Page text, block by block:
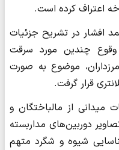
افشار در تشریح جزئیات
چندین مورد سرقت
دوچرخه در محدوده کلانتری ۱۳۹ مرزداران، موضوع به صورت
قرار گرفت.
میدانی از مالباختگان و
دوربین‌های مداربسته
شیوه و شگرد متهم